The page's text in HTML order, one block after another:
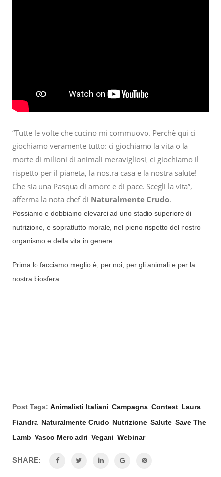
“Tutte le volte che cucino mi commuovo. Perchè qui ci
giochiamo veramente tutto: ci giochiamo la vita o la
morte di milioni di animali meravigliosi; ci giochiamo il
rispetto per il pianeta, la nostra casa e la nostra salute!
Che sia una Pasqua di amore e di pace. Scegli la vita”,
afferma la nota chef di Naturalmente Crudo.
Possiamo e dobbiamo elevarci ad uno stadio superiore di
nutrizione, e soprattutto morale, nel pieno rispetto del nostro
organismo e della vita in genere.
Prima lo facciamo meglio è, per noi, per gli animali e per la
nostra biosfera.
Post Tags: Animalisti Italiani Campagna Contest Laura
Fiandra Naturalmente Crudo Nutrizione Salute Save The
Lamb Vasco Merciadri Vegani Webinar
SHARE: